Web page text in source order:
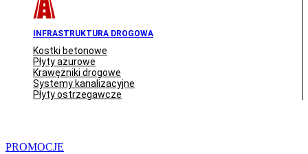
INFRASTRUKTURA DROGOWA
Kostki betonowe
Płyty ażurowe
Krawężniki drogowe
Systemy kanalizacyjne
Płyty ostrzegawcze
PROMOCJE